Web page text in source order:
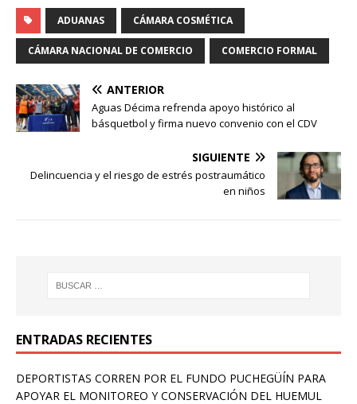
anónima y segura a través
de la web de la CNC. Las
denuncias son derivadas
directamente al Servicio
para su análisis y futura
fiscalización técnica. Un
estudio del OCIS reveló
que casi…
ADUANAS CÁMARA COSMÉTICA
CÁMARA NACIONAL DE COMERCIO COMERCIO FORMAL
ANTERIOR
Aguas Décima refrenda apoyo histórico al
básquetbol y firma nuevo convenio con el CDV
SIGUIENTE
Delincuencia y el riesgo de estrés postraumático
en niños
ENTRADAS RECIENTES
DEPORTISTAS CORREN POR EL FUNDO PUCHEGÜÍN PARA
APOYAR EL MONITOREO Y CONSERVACIÓN DEL HUEMUL